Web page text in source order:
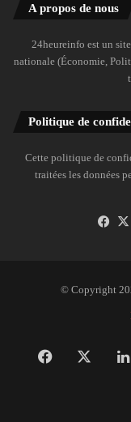
A propos de nous
24heureinfo est un
nationale (Économie,
Politique de
Cette politique de
traitées les données
© Copyright
Facebook